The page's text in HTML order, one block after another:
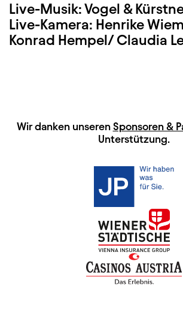
Live-Musik: Vogel &
Live-Kamera: Henrike
Konrad Hempel/ Claudia
HAUPTSPONSOREN
Wir danken unseren Sponsoren &
Unterstützung.